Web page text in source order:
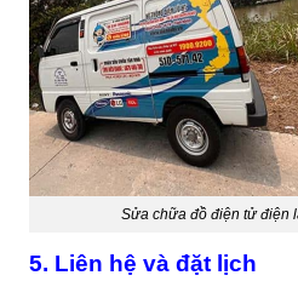
Sửa chữa đồ điện tử điện
5. Liên hệ và đặt lịch